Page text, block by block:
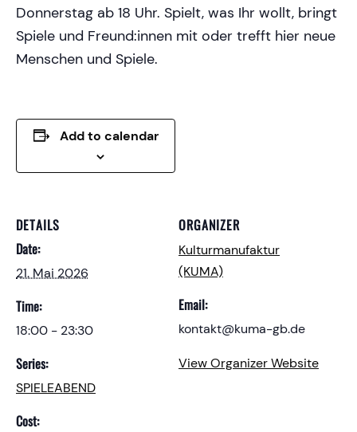
Donnerstag ab 18 Uhr. Spielt, was Ihr wollt, bringt
Spiele und Freund:innen mit oder trefft hier neue
Menschen und Spiele.
Add to calendar
DETAILS
Date:
21. Mai 2026
Time:
18:00 - 23:30
Series:
SPIELEABEND
Cost:
ORGANIZER
Kulturmanufaktur
(KUMA)
Email:
kontakt@kuma-gb.de
View Organizer Website